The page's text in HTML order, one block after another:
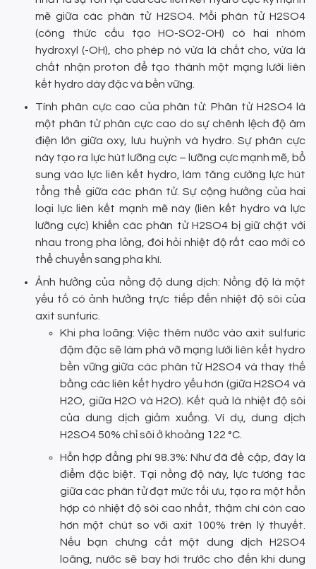
mẽ giữa các phân tử H2SO4. Mỗi phân tử H2SO4
(công thức cấu tạo HO-SO2-OH) có hai nhóm
hydroxyl (-OH), cho phép nó vừa là chất cho, vừa là
chất nhận proton để tạo thành một mạng lưới liên
kết hydro dày đặc và bền vững.
Tính phân cực cao của phân tử: Phân tử H2SO4 là
một phân tử phân cực cao do sự chênh lệch độ âm
điện lớn giữa oxy, lưu huỳnh và hydro. Sự phân cực
này tạo ra lực hút lưỡng cực – lưỡng cực mạnh mẽ, bổ
sung vào lực liên kết hydro, làm tăng cường lực hút
tổng thể giữa các phân tử. Sự cộng hưởng của hai
loại lực liên kết mạnh mẽ này (liên kết hydro và lực
lưỡng cực) khiến các phân tử H2SO4 bị giữ chặt với
nhau trong pha lỏng, đòi hỏi nhiệt độ rất cao mới có
thể chuyển sang pha khí.
Ảnh hưởng của nồng độ dung dịch: Nồng độ là một
yếu tố có ảnh hưởng trực tiếp đến nhiệt độ sôi của
axit sunfuric.
Khi pha loãng: Việc thêm nước vào axit sulfuric
đậm đặc sẽ làm phá vỡ mạng lưới liên kết hydro
bền vững giữa các phân tử H2SO4 và thay thế
bằng các liên kết hydro yếu hơn (giữa H2SO4 và
H2O, giữa H2O và H2O). Kết quả là nhiệt độ sôi
của dung dịch giảm xuống. Ví dụ, dung dịch
H2SO4 50% chỉ sôi ở khoảng 122 °C.
Hỗn hợp đẳng phí 98.3%: Như đã đề cập, đây là
điểm đặc biệt. Tại nồng độ này, lực tương tác
giữa các phân tử đạt mức tối ưu, tạo ra một hỗn
hợp có nhiệt độ sôi cao nhất, thậm chí còn cao
hơn một chút so với axit 100% trên lý thuyết.
Nếu bạn chưng cất một dung dịch H2SO4
loãng, nước sẽ bay hơi trước cho đến khi dung